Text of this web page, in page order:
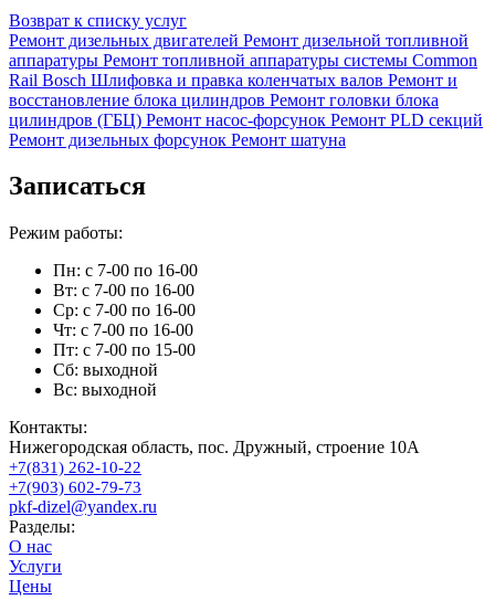
Возврат к списку услуг
Ремонт дизельных двигателей Ремонт дизельной топливной
аппаратуры Ремонт топливной аппаратуры системы Common
Rail Bosch Шлифовка и правка коленчатых валов Ремонт и
восстановление блока цилиндров Ремонт головки блока
цилиндров (ГБЦ) Ремонт насос-форсунок Ремонт PLD секций
Ремонт дизельных форсунок Ремонт шатуна
Записаться
Режим работы:
Пн: с 7-00 по 16-00
Вт: с 7-00 по 16-00
Ср: с 7-00 по 16-00
Чт: с 7-00 по 16-00
Пт: с 7-00 по 15-00
Сб: выходной
Вс: выходной
Контакты:
Нижегородская область, пос. Дружный, строение 10А
+7(831) 262-10-22
+7(903) 602-79-73
pkf-dizel@yandex.ru
Разделы:
О нас
Услуги
Цены